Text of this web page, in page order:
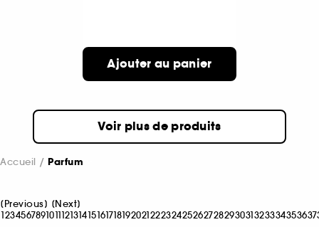
Ajouter au panier
Voir plus de produits
Accueil Parfum
[Previous] [Next]
12345678910111213141516171819202122232425262728293031323334353637